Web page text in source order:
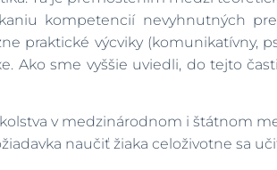
kompetencií nevyhnutných
praktické výcviky (komunikatívny,
Ako sme vyššie uviedli, do tejto
v medzinárodnom i štátnom
naučiť žiaka celoživotne sa